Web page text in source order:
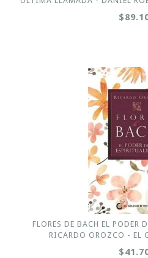
FLORES DE BACH EL PODER
RICARDO OROZCO - EL